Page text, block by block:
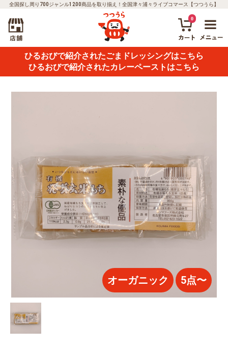
全国探し周り700ジャンル1200商品を取り揃え！全国津々浦々ライブコマース【つつうら】
0
ひるおびで紹介されたごまドレッシングはこちら
ひるおびで紹介されたカレーペーストはこちら
オーガニック 5点〜